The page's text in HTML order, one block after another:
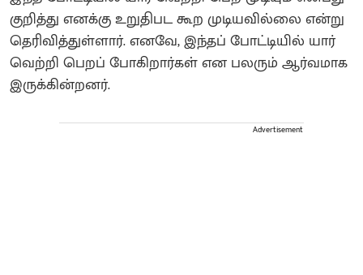
குறித்து எனக்கு உறுதிபட கூற முடியவில்லை என்று
தெரிவித்துள்ளார். எனவே, இந்தப் போட்டியில் யார்
வெற்றி பெறப் போகிறார்கள் என பலரும் ஆர்வமாக
இருக்கின்றனர்.
Advertisement